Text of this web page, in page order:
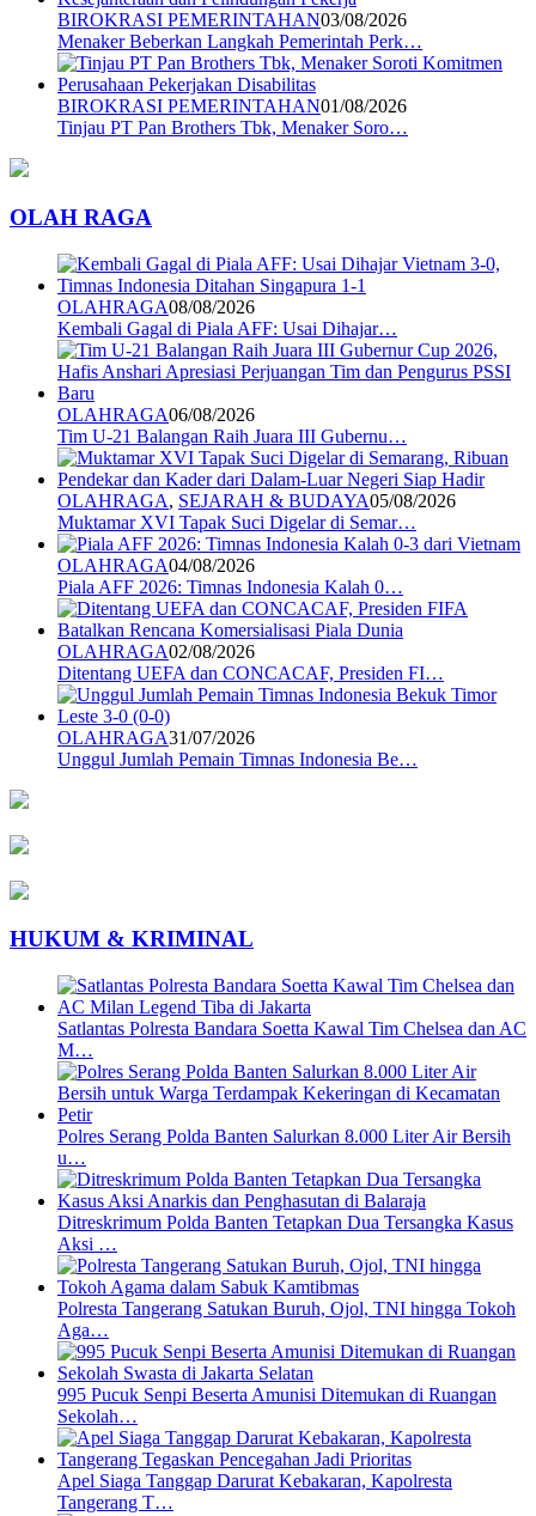
BIROKRASI PEMERINTAHAN03/08/2026
Menaker Beberkan Langkah Pemerintah Perk…
BIROKRASI PEMERINTAHAN01/08/2026
Tinjau PT Pan Brothers Tbk, Menaker Soro…
OLAH RAGA
OLAHRAGA08/08/2026
Kembali Gagal di Piala AFF: Usai Dihajar…
OLAHRAGA06/08/2026
Tim U-21 Balangan Raih Juara III Gubernu…
OLAHRAGA, SEJARAH & BUDAYA05/08/2026
Muktamar XVI Tapak Suci Digelar di Semar…
OLAHRAGA04/08/2026
Piala AFF 2026: Timnas Indonesia Kalah 0…
OLAHRAGA02/08/2026
Ditentang UEFA dan CONCACAF, Presiden FI…
OLAHRAGA31/07/2026
Unggul Jumlah Pemain Timnas Indonesia Be…
HUKUM & KRIMINAL
Satlantas Polresta Bandara Soetta Kawal Tim Chelsea dan AC
M…
Polres Serang Polda Banten Salurkan 8.000 Liter Air Bersih
u…
Ditreskrimum Polda Banten Tetapkan Dua Tersangka Kasus
Aksi …
Polresta Tangerang Satukan Buruh, Ojol, TNI hingga Tokoh
Aga…
995 Pucuk Senpi Beserta Amunisi Ditemukan di Ruangan
Sekolah…
Apel Siaga Tanggap Darurat Kebakaran, Kapolresta
Tangerang T…